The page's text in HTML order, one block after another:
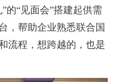
“见面会”搭建起供需
，帮助企业熟悉联合国
流程，想跨越的，也是